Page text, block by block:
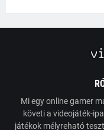
Mi egy online gamer
követi a videojáték-
játékok mélyreható